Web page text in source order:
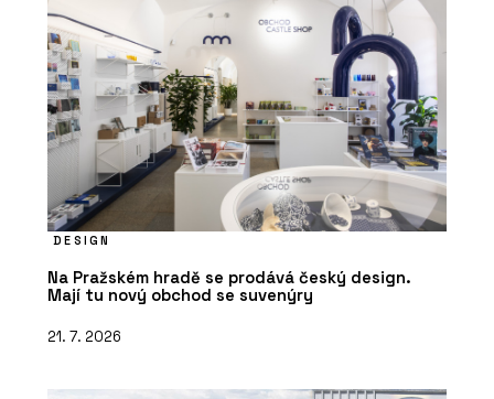
DESIGN
Na Pražském hradě se prodává český design.
Mají tu nový obchod se suvenýry
21. 7. 2026